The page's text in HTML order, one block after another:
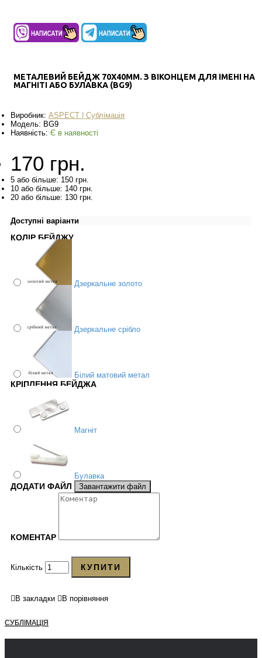
МЕТАЛЕВИЙ БЕЙДЖ 70X40ММ. З ВІКОНЦЕМ ДЛЯ ІМЕНІ НА
МАГНІТІ АБО БУЛАВКА (BG9)
Виробник: ASPECT | Сублімація
Модель: BG9
Наявність: Є в наявності
170 грн.
5 або більше: 150 грн.
10 або більше: 140 грн.
20 або більше: 130 грн.
Доступні варіанти
КОЛІР БЕЙДЖУ
Дзеркальне золото
Дзеркальне срібло
Білий матовий метал
КРІПЛЕННЯ БЕЙДЖА
Магніт
Булавка
ДОДАТИ ФАЙЛ Завантажити файл
КОМЕНТАР
Кількість КУПИТИ
В закладки В порівняння
СУБЛІМАЦІЯ